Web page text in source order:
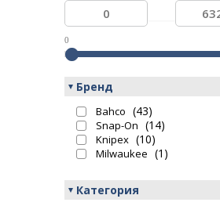
0
Бренд
Bahco (43)
Snap-On (14)
Knipex (10)
Milwaukee (1)
Категория